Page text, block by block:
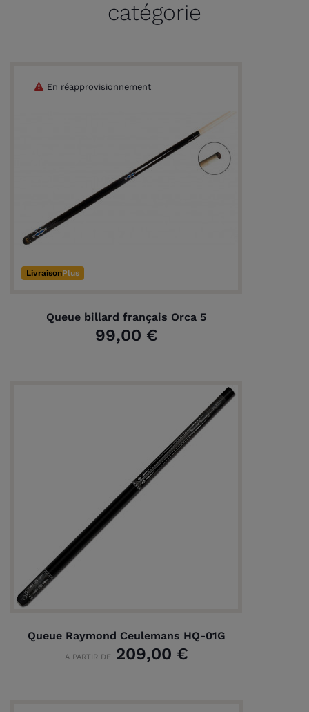
catégorie
LivraisonPlus
Queue billard français Orca 5
99,00 €
En réapprovisionnement
Queue Raymond Ceulemans HQ-01G
A PARTIR DE209,00 €